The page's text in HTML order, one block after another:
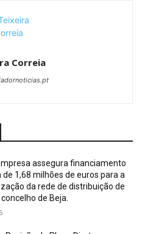
Correia
assegura financiamento
de 1,68 milhões de euros para a
da rede de distribuição de
de Beja.